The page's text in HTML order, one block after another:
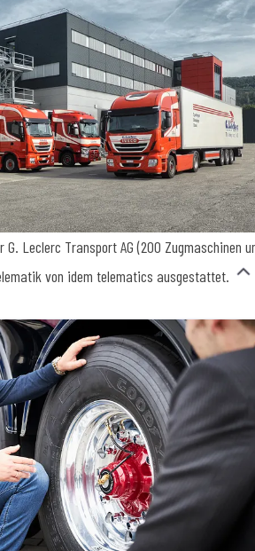
Leclerc Transport AG (200 Zugmaschinen
von idem telematics ausgestattet.